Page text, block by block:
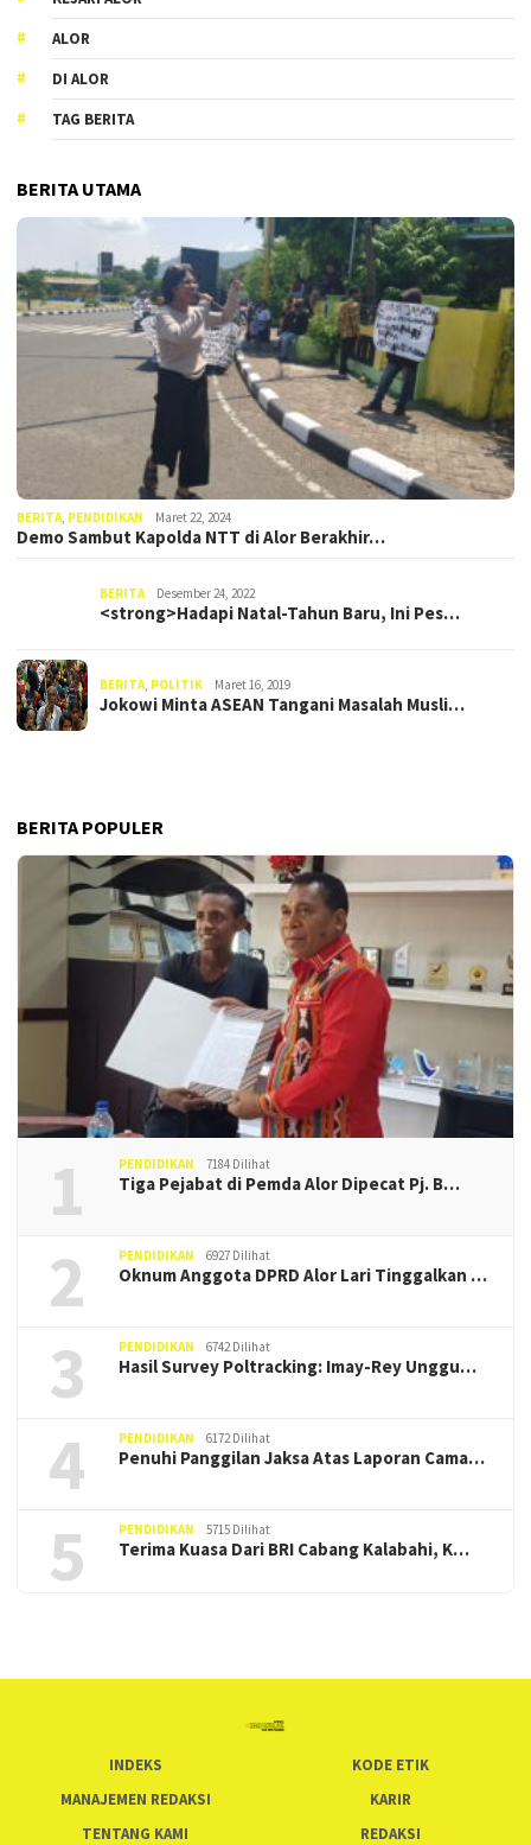
ALOR
DI ALOR
TAG BERITA
BERITA UTAMA
BERITA, PENDIDIKAN Maret 22, 2024
Demo Sambut Kapolda NTT di Alor Berakhir…
BERITA Desember 24, 2022
<strong>Hadapi Natal-Tahun Baru, Ini Pes…
BERITA, POLITIK Maret 16, 2019
Jokowi Minta ASEAN Tangani Masalah Musli…
BERITA POPULER
1 PENDIDIKAN 7184 Dilihat
Tiga Pejabat di Pemda Alor Dipecat Pj. B…
2 PENDIDIKAN 6927 Dilihat
Oknum Anggota DPRD Alor Lari Tinggalkan …
3 PENDIDIKAN 6742 Dilihat
Hasil Survey Poltracking: Imay-Rey Unggu…
4 PENDIDIKAN 6172 Dilihat
Penuhi Panggilan Jaksa Atas Laporan Cama…
5 PENDIDIKAN 5715 Dilihat
Terima Kuasa Dari BRI Cabang Kalabahi, K…
INDEKS
KODE ETIK
MANAJEMEN REDAKSI
KARIR
TENTANG KAMI
REDAKSI